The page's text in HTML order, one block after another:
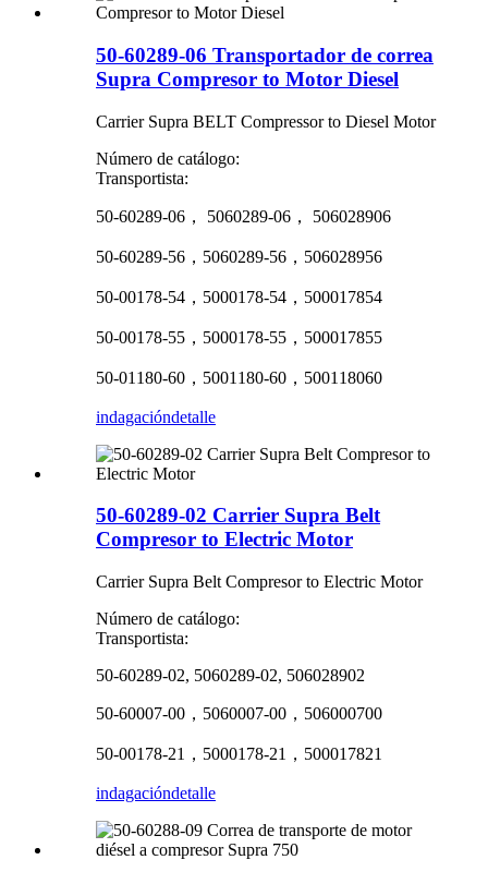
50-60289-06 Transportador de correa
Supra Compresor to Motor Diesel
Carrier Supra BELT Compressor to Diesel Motor
Número de catálogo:
Transportista:
50-60289-06， 5060289-06， 506028906
50-60289-56，5060289-56，506028956
50-00178-54，5000178-54，500017854
50-00178-55，5000178-55，500017855
50-01180-60，5001180-60，500118060
indagacióndetalle
50-60289-02 Carrier Supra Belt
Compresor to Electric Motor
Carrier Supra Belt Compresor to Electric Motor
Número de catálogo:
Transportista:
50-60289-02, 5060289-02, 506028902
50-60007-00，5060007-00，506000700
50-00178-21，5000178-21，500017821
indagacióndetalle